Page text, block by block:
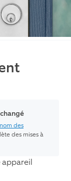
des
des mises à
appareil